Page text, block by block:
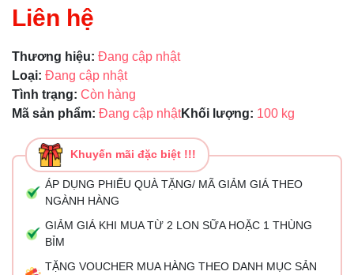
Liên hệ
Thương hiệu: Đang cập nhật
Loại: Đang cập nhật
Tình trạng: Còn hàng
Mã sản phẩm: Đang cập nhậtKhối lượng: 100 kg
Khuyến mãi đặc biệt !!!
ÁP DỤNG PHIẾU QUÀ TẶNG/ MÃ GIẢM GIÁ THEO
NGÀNH HÀNG
GIẢM GIÁ KHI MUA TỪ 2 LON SỮA HOẶC 1 THÙNG
BỈM
TẶNG VOUCHER MUA HÀNG THEO DANH MỤC SẢN